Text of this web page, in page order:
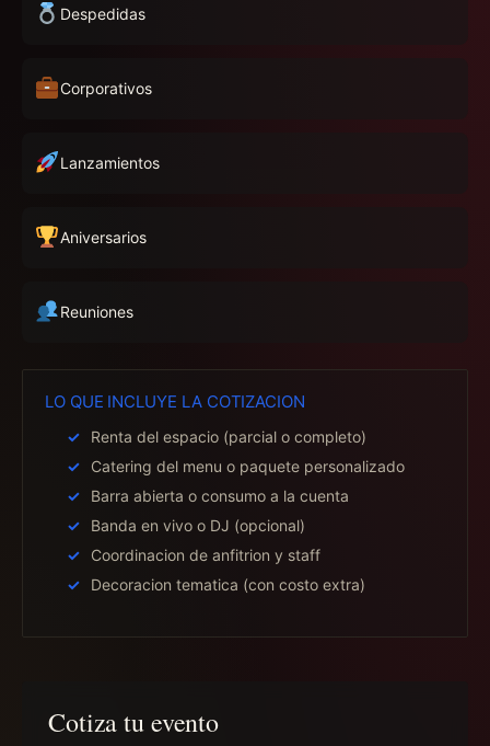
Despedidas
Corporativos
Lanzamientos
Aniversarios
Reuniones
LO QUE INCLUYE LA COTIZACION
Renta del espacio (parcial o completo)
Catering del menu o paquete personalizado
Barra abierta o consumo a la cuenta
Banda en vivo o DJ (opcional)
Coordinacion de anfitrion y staff
Decoracion tematica (con costo extra)
Cotiza tu evento